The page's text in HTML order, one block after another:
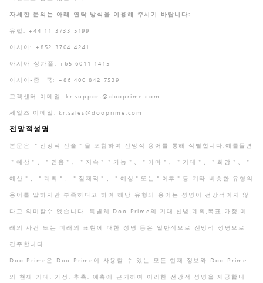
자세한 문의는 아래 연락 방식을 이용해 주시기 바랍니다:
유럽: +44 11 3733 5199
아시아: +852 3704 4241
아시아-싱가폴: +65 6011 1415
아시아-중 국: +86 400 842 7539
고객센터 이메일: kr.support@dooprime.com
세일즈 이메일: kr.sales@dooprime.com
전망적성명
본문은 ＂전망적 진술＂을 포함하며 전망적 용어를 통해 식별합니다.예를들면
＂예상＂、＂믿음＂、＂지속＂＂가능＂、＂아마＂、＂기대＂、＂희망＂、＂
예산＂、＂계획＂、＂잠재적＂、＂예상＂또는＂이후＂등 기타 비슷한 유형의
용어를 말하지만 부족하다고 하여 해당 유형의 용어는 성명이 전망적이지 않
다고 의미할수 없습니다. 특별히 Doo Prime의 기대,신념,계획,목표,가정,미
래의 사건 또는 미래의 표현에 대한 성명 등은 일반적으로 전망적 성명으로
간주합니다.
Doo Prime은 Doo Prime이 사용할 수 있는 모든 현재 정보와 Doo Prime
의 현재 기대, 가정, 추측, 예측에 근거하여 이러한 전망적 성명을 제공합니